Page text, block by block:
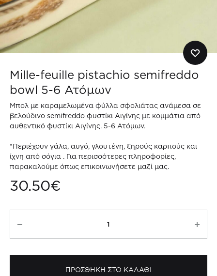
Mille-feuille pistachio semifreddo
bowl 5-6 Ατόμων
Μπολ με καραμελωμένα φύλλα σφολιάτας ανάμεσα σε
βελούδινο semifreddo φυστίκι Αιγίνης με κομμάτια από
αυθεντικό φυστίκι Αιγίνης. 5-6 Ατόμων.
*Περιέχουν γάλα, αυγό, γλουτένη, ξηρούς καρπούς και
ίχνη από σόγια . Για περισσότερες πληροφορίες,
παρακαλούμε όπως επικοινωνήσετε μαζί μας.
30.50€
semifreddo
ΠΡΟΣΘΗΚΗ ΣΤΟ ΚΑΛΑΘΙ